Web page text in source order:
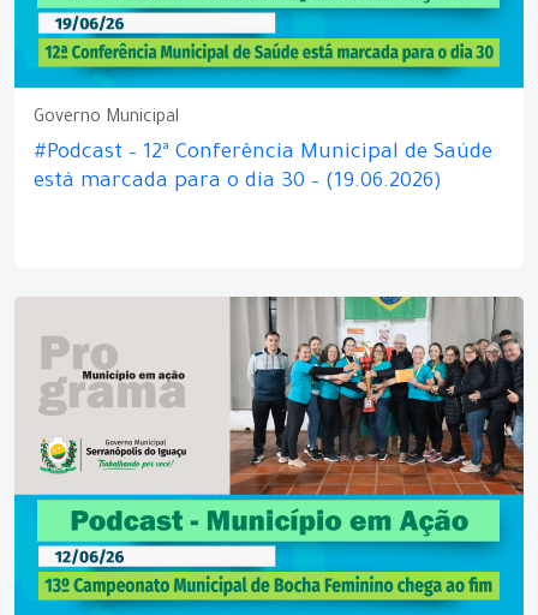
Governo Municipal
#Podcast – 12ª Conferência Municipal de Saúde
está marcada para o dia 30 – (19.06.2026)